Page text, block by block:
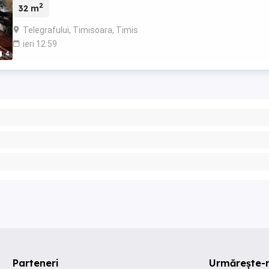
4
32 m2
Telegrafului, Timisoara, Timis
ieri 12:59
Urmărește-
Parteneri